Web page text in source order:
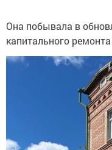
Она побывала в
капитального